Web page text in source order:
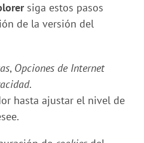
siga estos pasos
de la versión del
, Opciones de Internet
.
hasta ajustar el nivel de